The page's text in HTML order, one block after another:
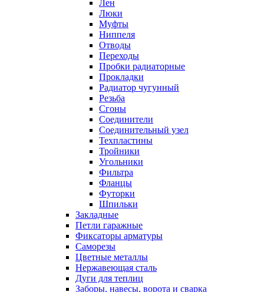
Лен
Люки
Муфты
Ниппеля
Отводы
Переходы
Пробки радиаторные
Прокладки
Радиатор чугунный
Резьба
Сгоны
Соединители
Соединительный узел
Техпластины
Тройники
Угольники
Фильтра
Фланцы
Футорки
Шпильки
Закладные
Петли гаражные
Фиксаторы арматуры
Саморезы
Цветные металлы
Нержавеющая сталь
Дуги для теплиц
Заборы, навесы, ворота и сварка